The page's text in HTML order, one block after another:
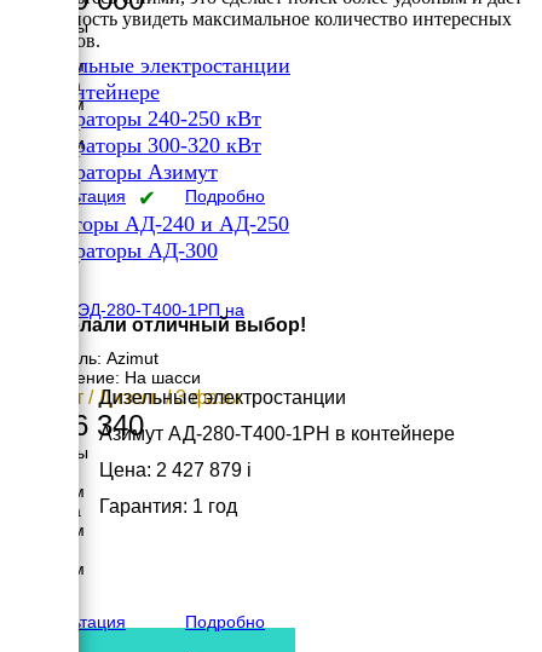
Размеры
4300 мм
Ширина
1600 мм
1950 мм
Консультация
Подробно
Азимут ЭД-280-Т400-1РП на
Двигатель: Azimut
Исполнение: На шасси
280 кВт / Дизель / 3 фазы
2 816 340
Размеры
5800 мм
Ширина
2480 мм
4100 мм
Консультация
Подробно
возможность увидеть максимальное количество интересных
вариантов.
Дизельные электростанции
В контейнере
Генераторы 240-250 кВт
Генераторы 300-320 кВт
Генераторы Азимут
✔
Генераторы АД-240 и АД-250
Генераторы АД-300
Вы сделали отличный выбор!
Дизельные электростанции
Азимут АД-280-Т400-1РН в контейнере
Цена: 2 427 879 i
Гарантия: 1 год